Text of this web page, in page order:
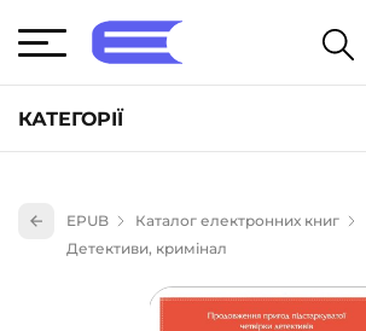
КАТЕГОРІЇ
Книги для дітей (833)
Науково-популярна література (1015)
EPUB
Каталог електронних книг
Детективи, кримінал